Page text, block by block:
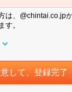
は、@chintai.co.jp
す。